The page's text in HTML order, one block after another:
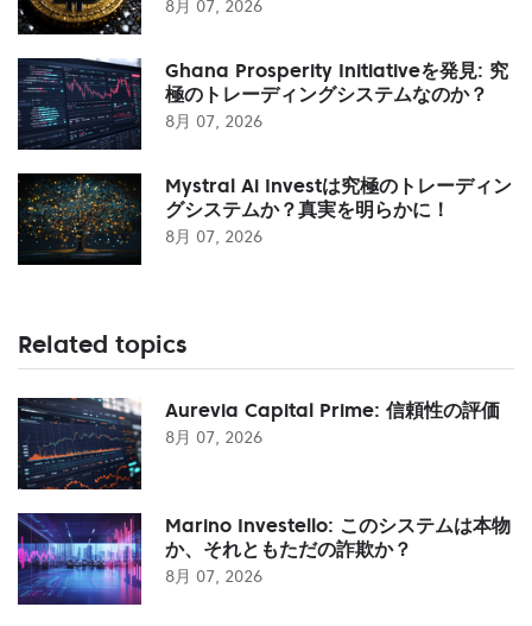
8月 07, 2026
Ghana Prosperity Initiativeを発見: 究
極のトレーディングシステムなのか？
8月 07, 2026
Mystral Ai Investは究極のトレーディン
グシステムか？真実を明らかに！
8月 07, 2026
Related topics
Aurevia Capital Prime: 信頼性の評価
8月 07, 2026
Marino Investello: このシステムは本物
か、それともただの詐欺か？
8月 07, 2026